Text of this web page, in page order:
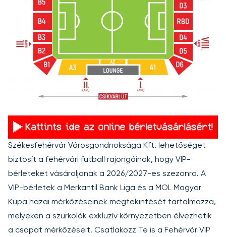
Székesfehérvár Városgondnoksága Kft. lehetőséget
biztosít a fehérvári futball rajongóinak, hogy VIP-
bérleteket vásároljanak a 2026/2027-es szezonra. A
VIP-bérletek a Merkantil Bank Liga és a MOL Magyar
Kupa hazai mérkőzéseinek megtekintését tartalmazza,
melyeken a szurkolók exkluzív környezetben élvezhetik
a csapat mérkőzéseit. Csatlakozz Te is a Fehérvár VIP